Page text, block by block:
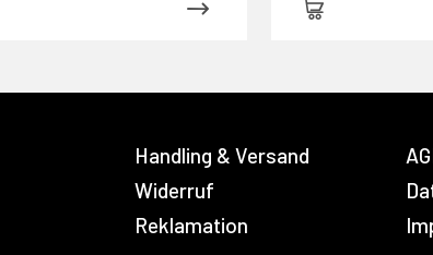
Handling & Versand
Widerruf
Reklamation